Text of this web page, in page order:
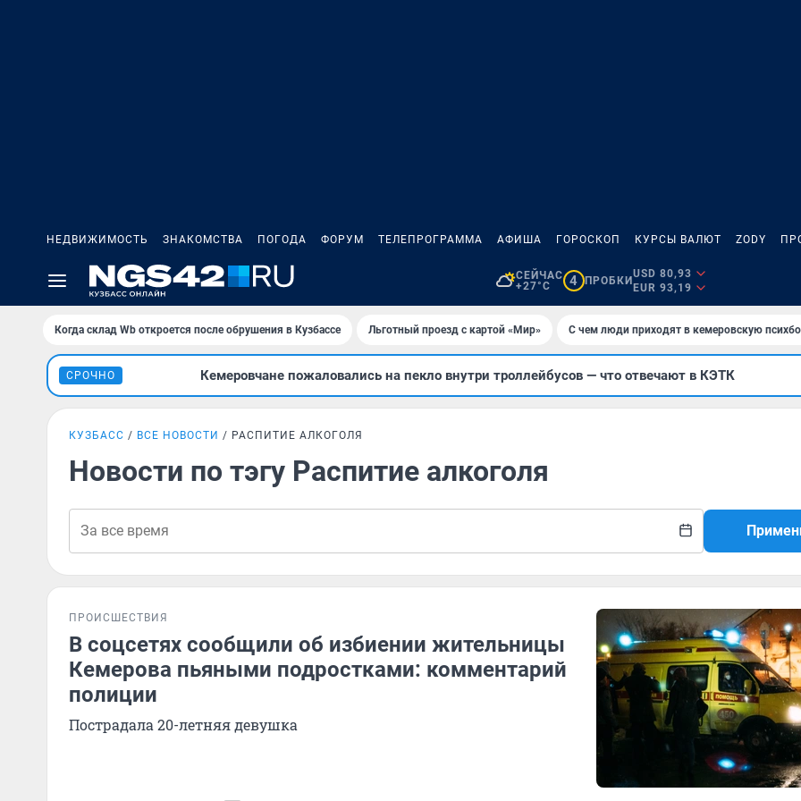
НЕДВИЖИМОСТЬ ЗНАКОМСТВА ПОГОДА ФОРУМ ТЕЛЕПРОГРАММА АФИША ГОРОСКОП КУРСЫ ВАЛЮТ ZODY
СЕЙЧАС
+27°C
4 ПРОБКИ
USD 80,93
EUR 93,19
Когда склад Wb откроется после обрушения в Кузбассе Льготный проезд с картой «Мир» С чем люди приходят в кемеровскую
СРОЧНО Кемеровчане пожаловались на пекло внутри троллейбусов — что отвечают в КЭТК
КУЗБАСС ВСЕ НОВОСТИ РАСПИТИЕ АЛКОГОЛЯ
Новости по тэгу Распитие алкоголя
ПРОИСШЕСТВИЯ
В соцсетях сообщили об избиении жительницы
Кемерова пьяными подростками: комментарий
полиции
Пострадала 20-летняя девушка